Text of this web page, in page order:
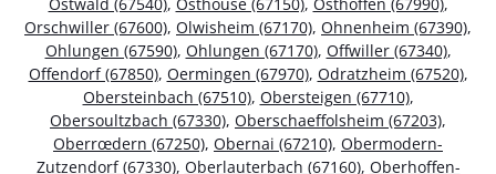
Orschwiller (67600), Olwisheim (67170), Ohnenheim (67390),
Ohlungen (67590), Ohlungen (67170), Offwiller (67340),
Offendorf (67850), Oermingen (67970), Odratzheim (67520),
Obersteinbach (67510), Obersteigen (67710),
Obersoultzbach (67330), Oberschaeffolsheim (67203),
Oberrœdern (67250), Obernai (67210), Obermodern-
Zutzendorf (67330), Oberlauterbach (67160), Oberhoffen-